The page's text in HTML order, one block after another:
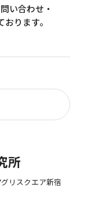
い合わせ・
ります。
所
リスクエア新宿